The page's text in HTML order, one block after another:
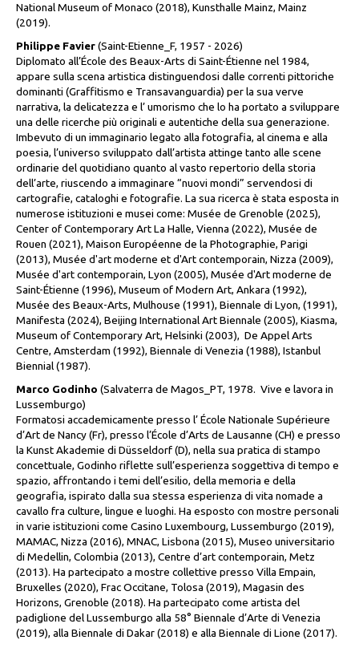
National Museum of Monaco (2018), Kunsthalle Mainz, Mainz
(2019).
Philippe Favier(Saint-Etienne_F, 1957 - 2026)
Diplomato all’École des Beaux-Arts di Saint-Étienne nel 1984,
appare sulla scena artistica distinguendosi dalle correnti pittoriche
dominanti (Graffitismo e Transavanguardia) per la sua verve
narrativa, la delicatezza e l’ umorismo che lo ha portato a sviluppare
una delle ricerche più originali e autentiche della sua generazione.
Imbevuto di un immaginario legato alla fotografia, al cinema e alla
poesia, l’universo sviluppato dall’artista attinge tanto alle scene
ordinarie del quotidiano quanto al vasto repertorio della storia
dell’arte, riuscendo a immaginare “nuovi mondi” servendosi di
cartografie, cataloghi e fotografie. La sua ricerca è stata esposta in
numerose istituzioni e musei come: Musée de Grenoble (2025),
Center of Contemporary Art La Halle, Vienna (2022), Musée de
Rouen (2021), Maison Européenne de la Photographie, Parigi
(2013), Musée d'art moderne et d'Art contemporain, Nizza (2009),
Musée d'art contemporain, Lyon (2005), Musée d'Art moderne de
Saint-Étienne (1996), Museum of Modern Art, Ankara (1992),
Musée des Beaux-Arts, Mulhouse (1991), Biennale di Lyon, (1991),
Manifesta (2024), Beijing International Art Biennale (2005), Kiasma,
Museum of Contemporary Art, Helsinki (2003), De Appel Arts
Centre, Amsterdam (1992), Biennale di Venezia (1988), Istanbul
Biennial (1987).
Marco Godinho(Salvaterra de Magos_PT, 1978. Vive e lavora in
Lussemburgo)
Formatosi accademicamente presso l’ École Nationale Supérieure
d’Art de Nancy (Fr), presso l’École d’Arts de Lausanne (CH) e presso
la Kunst Akademie di Düsseldorf (D), nella sua pratica di stampo
concettuale, Godinho riflette sull’esperienza soggettiva di tempo e
spazio, affrontando i temi dell’esilio, della memoria e della
geografia, ispirato dalla sua stessa esperienza di vita nomade a
cavallo fra culture, lingue e luoghi. Ha esposto con mostre personali
in varie istituzioni come Casino Luxembourg, Lussemburgo (2019),
MAMAC, Nizza (2016), MNAC, Lisbona (2015), Museo universitario
di Medellin, Colombia (2013), Centre d’art contemporain, Metz
(2013). Ha partecipato a mostre collettive presso Villa Empain,
Bruxelles (2020), Frac Occitane, Tolosa (2019), Magasin des
Horizons, Grenoble (2018). Ha partecipato come artista del
padiglione del Lussemburgo alla 58° Biennale d’Arte di Venezia
(2019), alla Biennale di Dakar (2018) e alla Biennale di Lione (2017).